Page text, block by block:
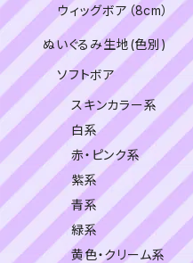
ウィッグボア（8cm）
ぬいぐるみ生地(色別)
ソフトボア
スキンカラー系
白系
赤・ピンク系
紫系
青系
緑系
黄色・クリーム系